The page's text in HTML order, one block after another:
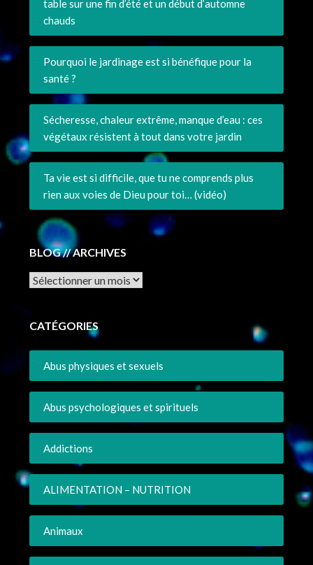
table sur une fin d’été et un début d’automne
chauds
Pourquoi le jardinage est si bénéfique pour la
santé ?
Sécheresse, chaleur extrême, manque d’eau : ces
végétaux résistent à tout dans votre jardin
Ta vie est si difficile, que tu ne comprends plus
rien aux voies de Dieu pour toi… (vidéo)
BLOG // ARCHIVES
Archives
CATÉGORIES
Abus physiques et sexuels
Abus psychologiques et spirituels
Addictions
ALIMENTATION – NUTRITION
Animaux